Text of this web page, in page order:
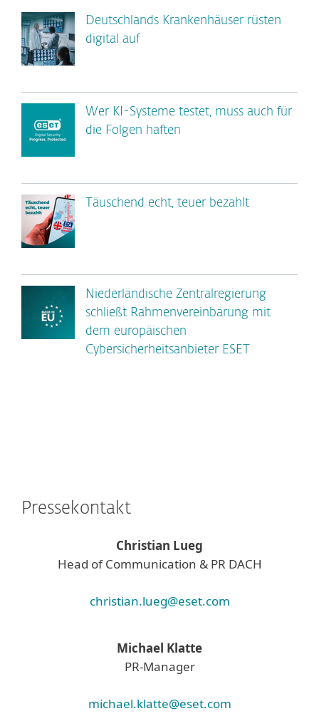
Deutschlands Krankenhäuser rüsten
digital auf
Wer KI-Systeme testet, muss auch für
die Folgen haften
Täuschend echt, teuer bezahlt
Niederländische Zentralregierung
schließt Rahmenvereinbarung mit
dem europäischen
Cybersicherheitsanbieter ESET
Pressekontakt
Christian Lueg
Head of Communication & PR DACH
christian.lueg@eset.com
Michael Klatte
PR-Manager
michael.klatte@eset.com